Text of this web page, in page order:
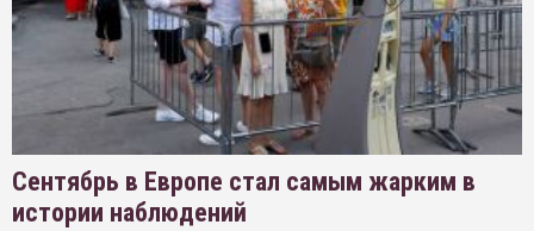
Сентябрь в Европе стал самым жарким в
истории наблюдений